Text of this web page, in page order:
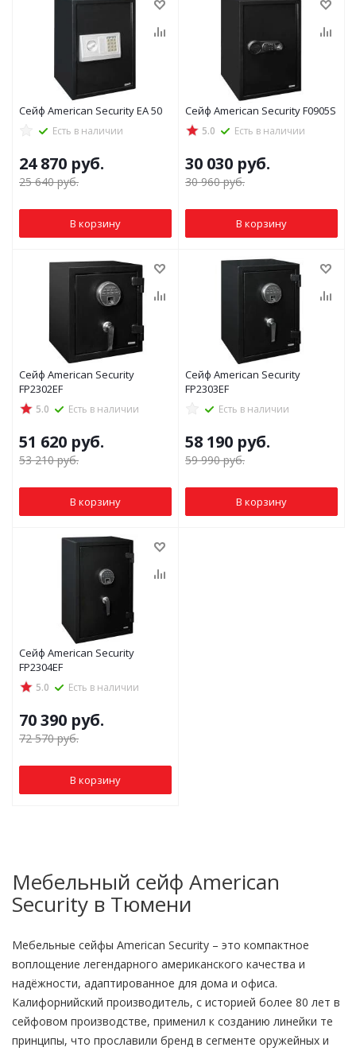
Сейф American Security EA 50
Есть в наличии
24 870 руб.
25 640руб.
В корзину
Сейф American Security F0905S
5.0 Есть в наличии
30 030 руб.
30 960руб.
В корзину
Сейф American Security
FP2302EF
5.0 Есть в наличии
51 620 руб.
53 210руб.
В корзину
Сейф American Security
FP2303EF
Есть в наличии
58 190 руб.
59 990руб.
В корзину
Сейф American Security
FP2304EF
5.0 Есть в наличии
70 390 руб.
72 570руб.
В корзину
Мебельный сейф American
Security в Тюмени
Мебельные сейфы American Security – это компактное
воплощение легендарного американского качества и
надёжности, адаптированное для дома и офиса.
Калифорнийский производитель, с историей более 80 лет в
сейфовом производстве, применил к созданию линейки те
принципы, что прославили бренд в сегменте оружейных и